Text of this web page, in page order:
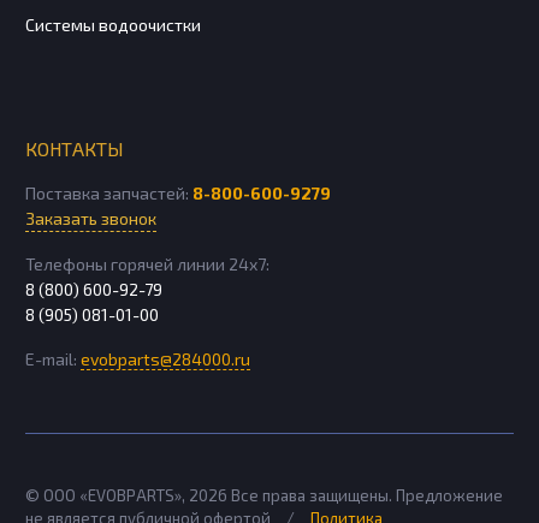
Системы водоочистки
КОНТАКТЫ
Поставка запчастей: 8-800-600-9279
Заказать звонок
Телефоны горячей линии 24х7:
8 (800) 600-92-79
8 (905) 081-01-00
E-mail: evobparts@284000.ru
© ООО «EVOBPARTS», 2026 Все права защищены. Предложение
не является публичной офертой
/ Политика